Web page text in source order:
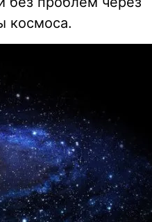
космоса.